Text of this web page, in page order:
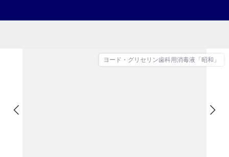
ヨード・グリセリン歯科用消毒液「昭和」